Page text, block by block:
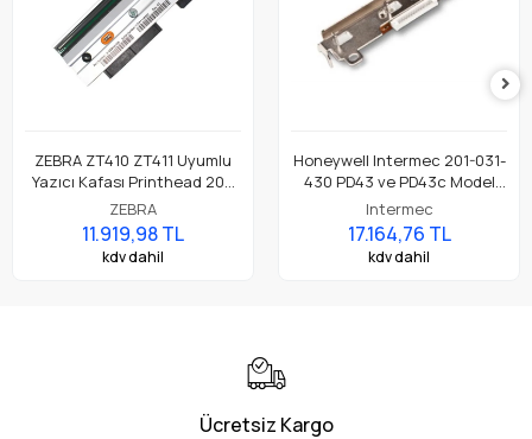
ZEBRA ZT410 ZT411 Uyumlu
Yazıcı Kafası Printhead 203
Dpi Parça No: P1058930-009
ZEBRA
11.919,98 TL
kdv dahil
Honeywell Intermec 201-031-
430 PD43 ve PD43c Model
Barkod Etiket Yazıcı 203 Dpi
Termal Baskı Kafası
Intermec
17.164,76 TL
kdv dahil
Ücretsiz Kargo